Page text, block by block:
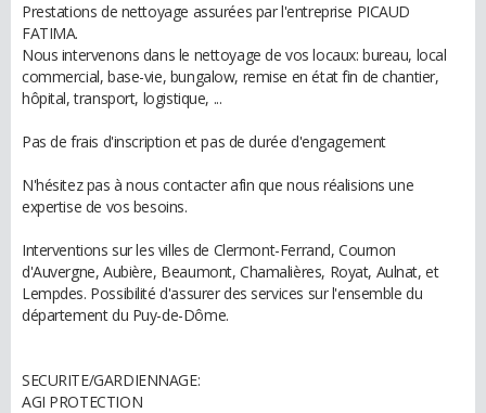
Prestations de nettoyage assurées par l'entreprise PICAUD
FATIMA.
Nous intervenons dans le nettoyage de vos locaux: bureau, local
commercial, base-vie, bungalow, remise en état fin de chantier,
hôpital, transport, logistique, ...
Pas de frais d'inscription et pas de durée d'engagement
N'hésitez pas à nous contacter afin que nous réalisions une
expertise de vos besoins.
Interventions sur les villes de Clermont-Ferrand, Cournon
d'Auvergne, Aubière, Beaumont, Chamalières, Royat, Aulnat, et
Lempdes. Possibilité d'assurer des services sur l'ensemble du
département du Puy-de-Dôme.
SECURITE/GARDIENNAGE:
AGI PROTECTION